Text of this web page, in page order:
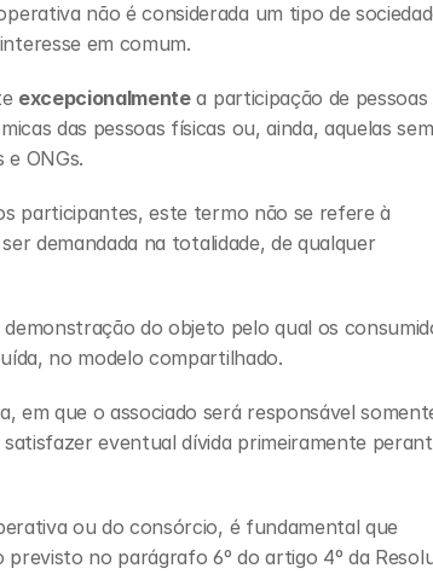
não é considerada um tipo de
em comum.
excepcionalmente a participação de pessoas
das pessoas físicas ou, ainda, aquelas
ONGs.
participantes, este termo não se refere à
demandada na totalidade, de qualquer
do objeto pelo qual os
no modelo compartilhado.
em que o associado será responsável
eventual dívida primeiramente
ou do consórcio, é fundamental que
no parágrafo 6º do artigo 4º da